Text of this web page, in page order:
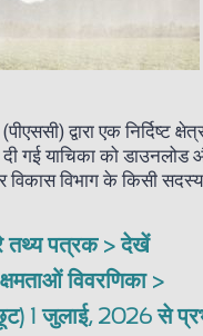
द्वारा एक निर्दिष्ट
गई याचिका को
विभाग के किसी
तथ्य पत्रक > देखें
विवरणिका >
1 जुलाई, 2026 से